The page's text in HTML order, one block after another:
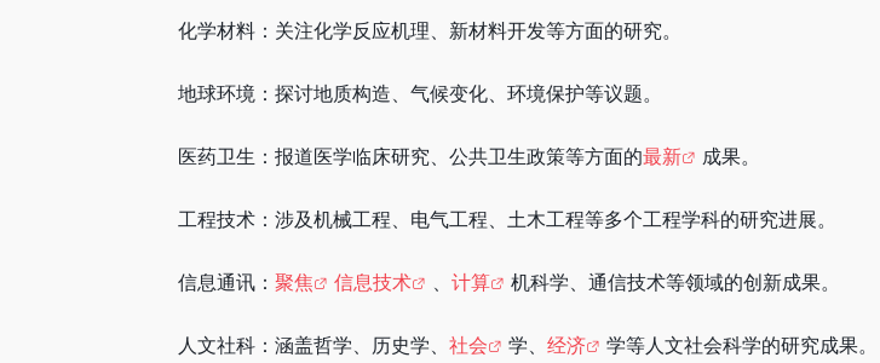
化学材料：关注化学反应机理、新材料开发等方面的研究。
地球环境：探讨地质构造、气候变化、环境保护等议题。
医药卫生：报道医学临床研究、公共卫生政策等方面的最新 成果。
工程技术：涉及机械工程、电气工程、土木工程等多个工程学科的研究进展。
信息通讯： 聚焦 信息技术 计算 机科学、通信技术等领域的创新成果。
人文社科：涵盖哲学、历史学、 社会 学、 经济 学等人文社会科学的研究成果。